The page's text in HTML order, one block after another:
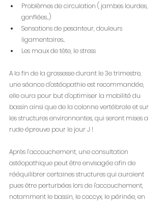
Problèmes de circulation ( jambes lourdes,
gonflées..)
Sensations de pesanteur, douleurs
ligamentaires..
Les maux de tête, le stress
A la fin de la grossesse durant le 3e trimestre,
une séance d'ostéopathie est recommandée,
elle aura pour but d'optimiser la mobilité du
bassin ainsi que de la colonne vertébrale et sur
les structures environnantes, qui seront mises a
rude épreuve pour le jour J !
Après l’accouchement, une consultation
ostéopathique peut être envisagée afin de
rééquilibrer certaines structures qui auraient
pues être perturbées lors de l'accouchement,
notamment le bassin, le coccyx, le périnée, en